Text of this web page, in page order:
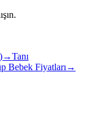
→Tanı
Bebek Fiyatları →